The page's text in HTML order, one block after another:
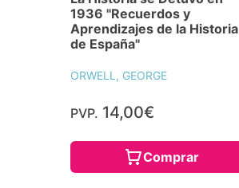
1936 "Recuerdos y
Aprendizajes de la Historia
de España"
ORWELL, GEORGE
PVP. 14,00€
Comprar